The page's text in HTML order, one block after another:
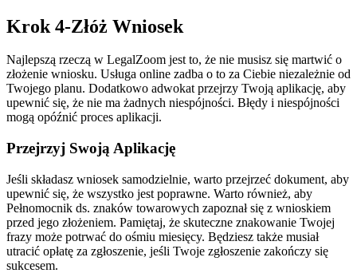
Krok 4-Złóż Wniosek
Najlepszą rzeczą w LegalZoom jest to, że nie musisz się martwić o
złożenie wniosku. Usługa online zadba o to za Ciebie niezależnie od
Twojego planu. Dodatkowo adwokat przejrzy Twoją aplikację, aby
upewnić się, że nie ma żadnych niespójności. Błędy i niespójności
mogą opóźnić proces aplikacji.
Przejrzyj Swoją Aplikację
Jeśli składasz wniosek samodzielnie, warto przejrzeć dokument, aby
upewnić się, że wszystko jest poprawne. Warto również, aby
Pełnomocnik ds. znaków towarowych zapoznał się z wnioskiem
przed jego złożeniem. Pamiętaj, że skuteczne znakowanie Twojej
frazy może potrwać do ośmiu miesięcy. Będziesz także musiał
utracić opłatę za zgłoszenie, jeśli Twoje zgłoszenie zakończy się
sukcesem.